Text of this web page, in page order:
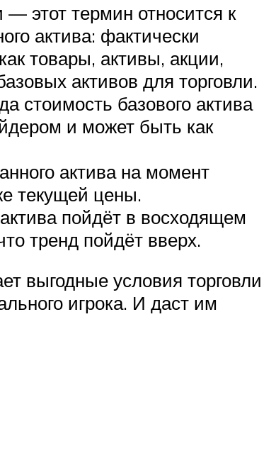
этот термин относится к
актива: фактически
товары, активы, акции,
активов для торговли.
стоимость базового актива
и может быть как
актива на момент
текущей цены.
пойдёт в восходящем
тренд пойдёт вверх.
выгодные условия торговли
игрока. И даст им